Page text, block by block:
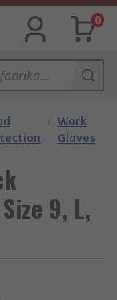
0
/ Work
Gloves
9, L,